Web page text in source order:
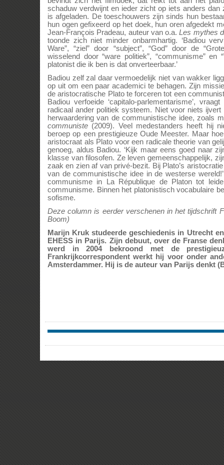
schaduw verdwijnt en ieder zicht op iets anders dan
is afgeladen. De toeschouwers zijn sinds hun
hun ogen gefixeerd op het doek, hun oren afgedekt
Jean-François Pradeau, auteur van o.a.Les mythes
toonde zich niet minder onbarmhartig. ‘Badiou
Ware”, “ziel” door “subject”, “God” door de
wisselend door “ware politiek”, “communisme” en
platonist die ik ben is dat onverteerbaar.’
Badiou zelf zal daar vermoedelijk niet van wakker
op uit om een paar academici te behagen. Zijn
de aristocratische Plato te forceren tot een
Badiou verfoeide ‘capitalo-parlementarisme’,
radicaal ander politiek systeem. Niet voor niets
herwaardering van de communistische idee, zoals
communiste (2009). Veel medestanders heeft hij
beroep op een prestigieuze Oude Meester. Maar
aristocraat als Plato voor een radicale theorie van
genoeg, aldus Badiou. ‘Kijk maar eens goed naar
klasse van filosofen. Ze leven gemeenschappelijk,
zaak en zien af van privé-bezit. Bij Plato’s
van de communistische idee in de westerse
communisme in La République de Platon tot
communisme. Binnen het platonistisch vocabulaire
sofisme.
Deze column is eerder verschenen in het tijdschrift
Boom)
Marijn Kruk studeerde geschiedenis in Utrecht
EHESS in Parijs. Zijn debuut, over de Franse
werd in 2004 bekroond met de
Frankrijkcorrespondent werkt hij voor onder
Amsterdammer. Hij is de auteur van Parijs denkt